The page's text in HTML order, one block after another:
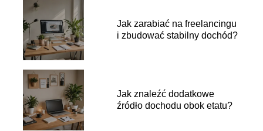
Jak zarabiać na freelancingu
i zbudować stabilny dochód?
Jak znaleźć dodatkowe
źródło dochodu obok etatu?